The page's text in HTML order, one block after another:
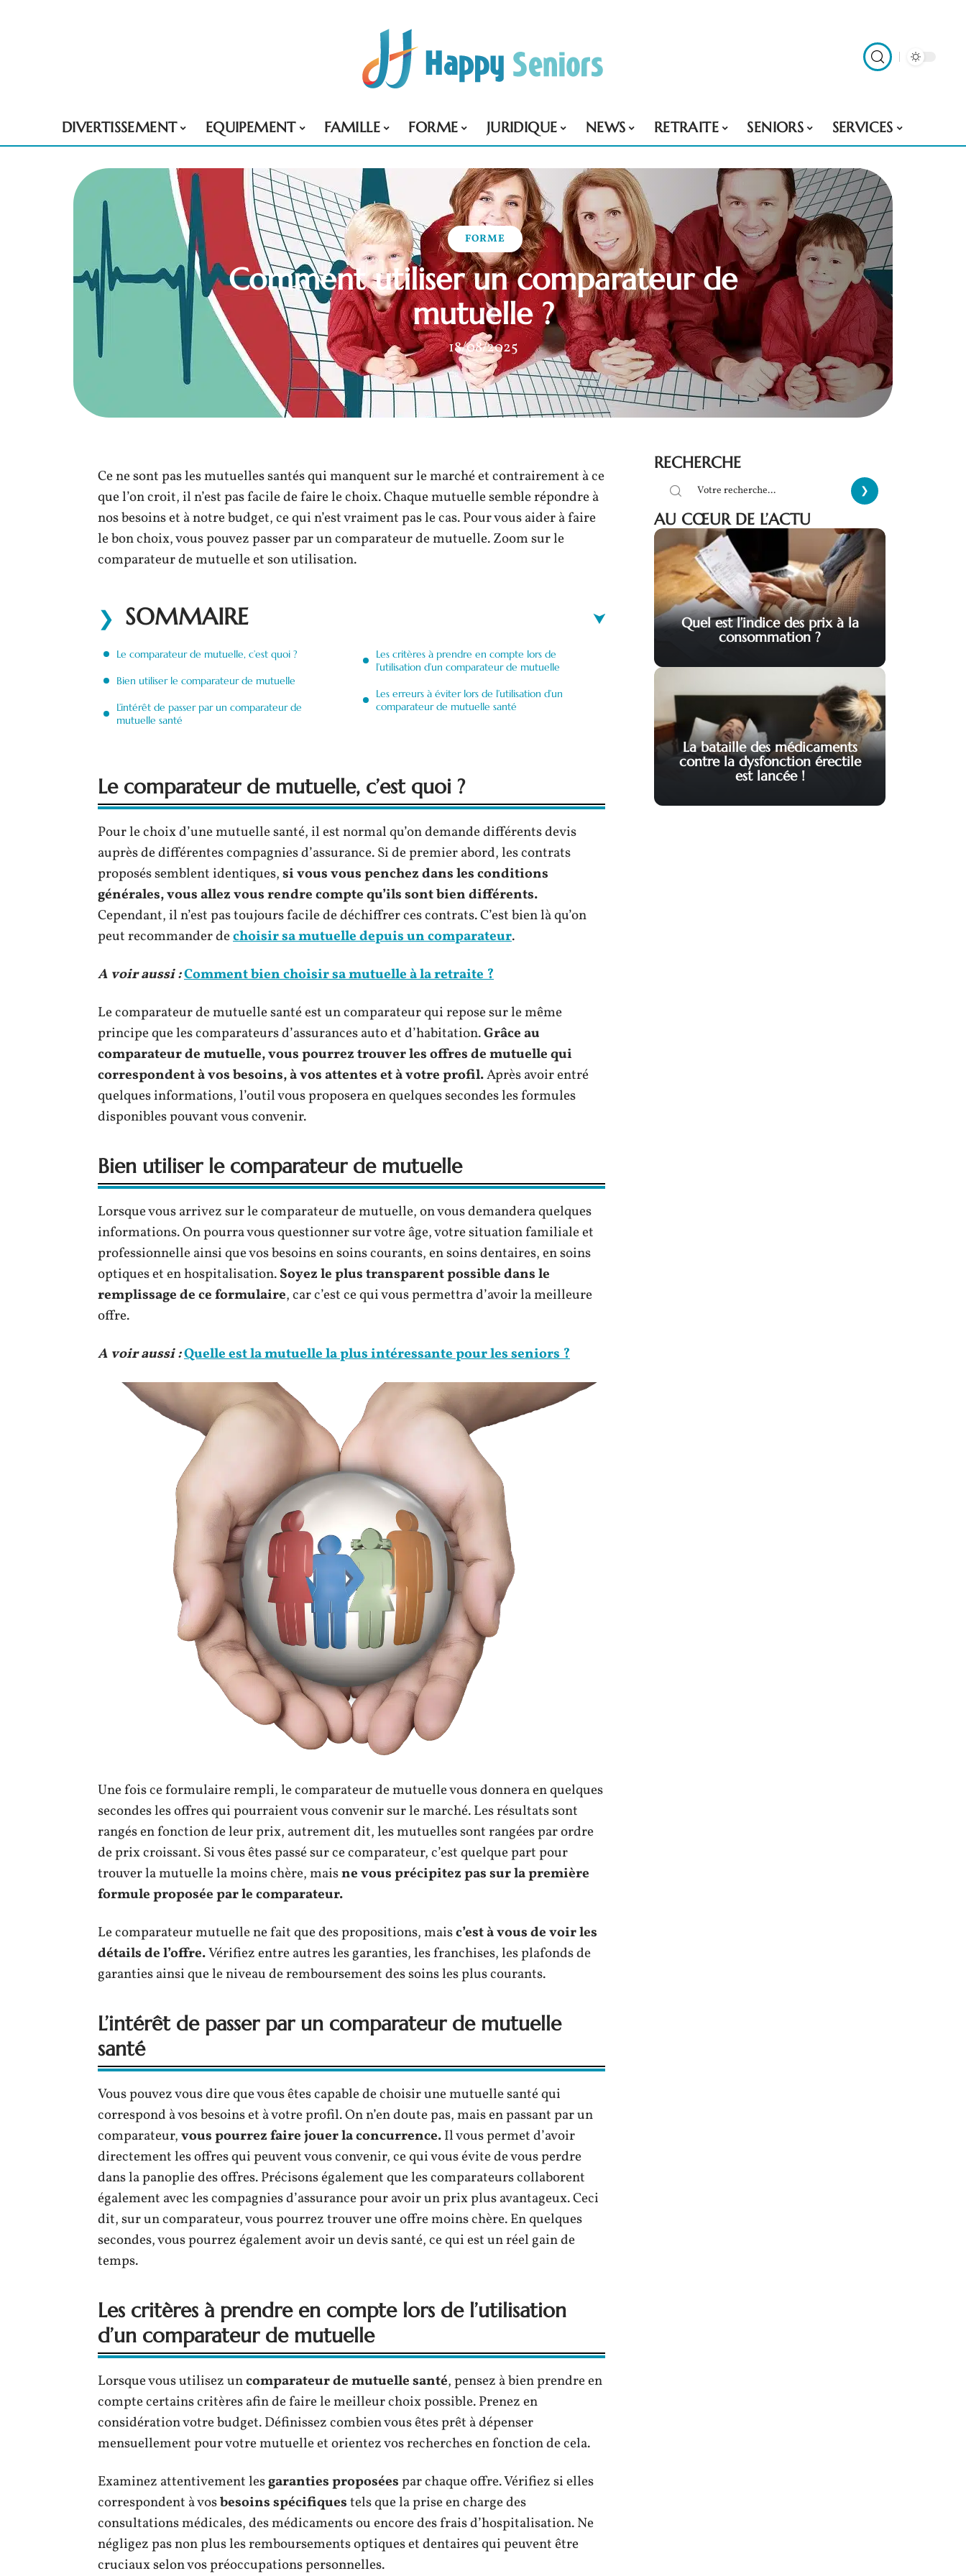
DIVERTISSEMENT EQUIPEMENT FAMILLE FORME JURIDIQUE NEWS RETRAITE SENIORS SERVICES
FORME
Comment utiliser un comparateur de
mutuelle ?
18/08/2025
Ce ne sont pas les mutuelles santés qui manquent sur le marché et contrairement à ce
que l’on croit, il n’est pas facile de faire le choix. Chaque mutuelle semble répondre à
nos besoins et à notre budget, ce qui n’est vraiment pas le cas. Pour vous aider à faire
le bon choix, vous pouvez passer par un comparateur de mutuelle. Zoom sur le
comparateur de mutuelle et son utilisation.
SOMMAIRE
Le comparateur de mutuelle, c’est quoi ?
Bien utiliser le comparateur de mutuelle
L’intérêt de passer par un comparateur de
mutuelle santé
Les critères à prendre en compte lors de
l’utilisation d’un comparateur de mutuelle
Les erreurs à éviter lors de l’utilisation d’un
comparateur de mutuelle santé
Le comparateur de mutuelle, c’est quoi ?
Pour le choix d’une mutuelle santé, il est normal qu’on demande différents devis
auprès de différentes compagnies d’assurance. Si de premier abord, les contrats
proposés semblent identiques,si vous vous penchez dans les conditions
générales, vous allez vous rendre compte qu’ils sont bien différents.
Cependant, il n’est pas toujours facile de déchiffrer ces contrats. C’est bien là qu’on
peut recommander dechoisir sa mutuelle depuis un comparateur.
A voir aussi :Comment bien choisir sa mutuelle à la retraite ?
Le comparateur de mutuelle santé est un comparateur qui repose sur le même
principe que les comparateurs d’assurances auto et d’habitation.Grâce au
comparateur de mutuelle, vous pourrez trouver les offres de mutuelle qui
correspondent à vos besoins, à vos attentes et à votre profil.Après avoir entré
quelques informations, l’outil vous proposera en quelques secondes les formules
disponibles pouvant vous convenir.
Bien utiliser le comparateur de mutuelle
Lorsque vous arrivez sur le comparateur de mutuelle, on vous demandera quelques
informations. On pourra vous questionner sur votre âge, votre situation familiale et
professionnelle ainsi que vos besoins en soins courants, en soins dentaires, en soins
optiques et en hospitalisation.Soyez le plus transparent possible dans le
remplissage de ce formulaire, car c’est ce qui vous permettra d’avoir la meilleure
offre.
A voir aussi :Quelle est la mutuelle la plus intéressante pour les seniors ?
Une fois ce formulaire rempli, le comparateur de mutuelle vous donnera en quelques
secondes les offres qui pourraient vous convenir sur le marché. Les résultats sont
rangés en fonction de leur prix, autrement dit, les mutuelles sont rangées par ordre
de prix croissant. Si vous êtes passé sur ce comparateur, c’est quelque part pour
trouver la mutuelle la moins chère, maisne vous précipitez pas sur la première
formule proposée par le comparateur.
Le comparateur mutuelle ne fait que des propositions, maisc’est à vous de voir les
détails de l’offre.Vérifiez entre autres les garanties, les franchises, les plafonds de
garanties ainsi que le niveau de remboursement des soins les plus courants.
L’intérêt de passer par un comparateur de mutuelle
santé
Vous pouvez vous dire que vous êtes capable de choisir une mutuelle santé qui
correspond à vos besoins et à votre profil. On n’en doute pas, mais en passant par un
comparateur,vous pourrez faire jouer la concurrence.Il vous permet d’avoir
directement les offres qui peuvent vous convenir, ce qui vous évite de vous perdre
dans la panoplie des offres. Précisons également que les comparateurs collaborent
également avec les compagnies d’assurance pour avoir un prix plus avantageux. Ceci
dit, sur un comparateur, vous pourrez trouver une offre moins chère. En quelques
secondes, vous pourrez également avoir un devis santé, ce qui est un réel gain de
temps.
Les critères à prendre en compte lors de l’utilisation
d’un comparateur de mutuelle
Lorsque vous utilisez uncomparateur de mutuelle santé, pensez à bien prendre en
compte certains critères afin de faire le meilleur choix possible. Prenez en
considération votre budget. Définissez combien vous êtes prêt à dépenser
mensuellement pour votre mutuelle et orientez vos recherches en fonction de cela.
Examinez attentivement lesgaranties proposéespar chaque offre. Vérifiez si elles
correspondent à vosbesoins spécifiquestels que la prise en charge des
consultations médicales, des médicaments ou encore des frais d’hospitalisation. Ne
négligez pas non plus les remboursements optiques et dentaires qui peuvent être
cruciaux selon vos préoccupations personnelles.
RECHERCHE
AU CŒUR DE L’ACTU
Quel est l’indice des prix à la
consommation ?
La bataille des médicaments
contre la dysfonction érectile
est lancée !